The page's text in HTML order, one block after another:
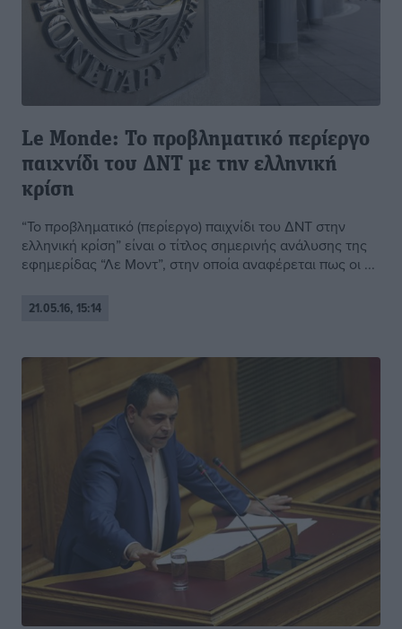
Le Monde: Το προβληματικό περίεργο
παιχνίδι του ΔΝΤ με την ελληνική
κρίση
“Το προβληματικό (περίεργο) παιχνίδι του ΔΝΤ στην
ελληνική κρίση” είναι ο τίτλος σημερινής ανάλυσης της
εφημερίδας “Λε Μοντ”, στην οποία αναφέρεται πως οι ...
21.05.16, 15:14